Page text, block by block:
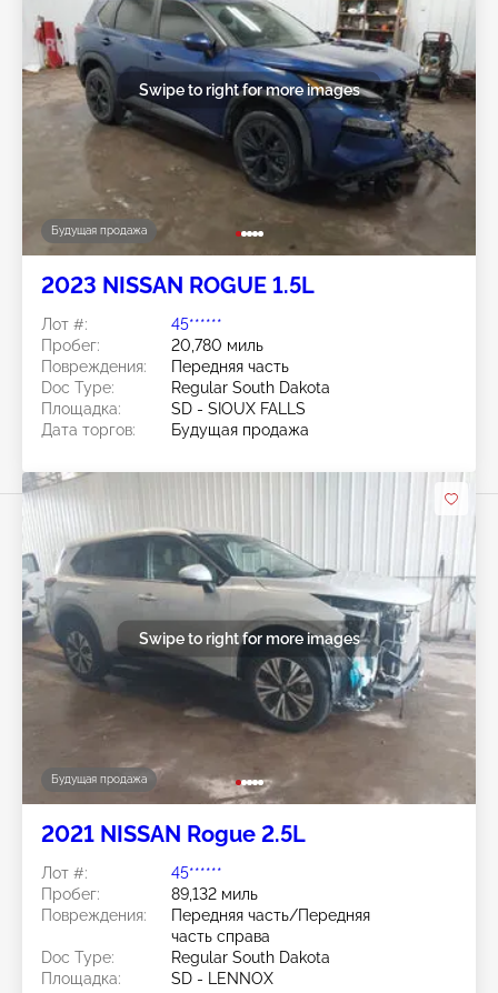
Будущая продажа
Swipe to right for more images
2023 NISSAN ROGUE 1.5L
Лот #:
45******
Пробег:
20,780 миль
Повреждения:
Передняя часть
Doc Type:
Regular South Dakota
Площадка:
SD - SIOUX FALLS
Дата торгов:
Будущая продажа
Будущая продажа
Swipe to right for more images
2021 NISSAN Rogue 2.5L
Лот #:
45******
Пробег:
89,132 миль
Повреждения:
Передняя часть/Передняя
часть справа
Doc Type:
Regular South Dakota
Площадка:
SD - LENNOX